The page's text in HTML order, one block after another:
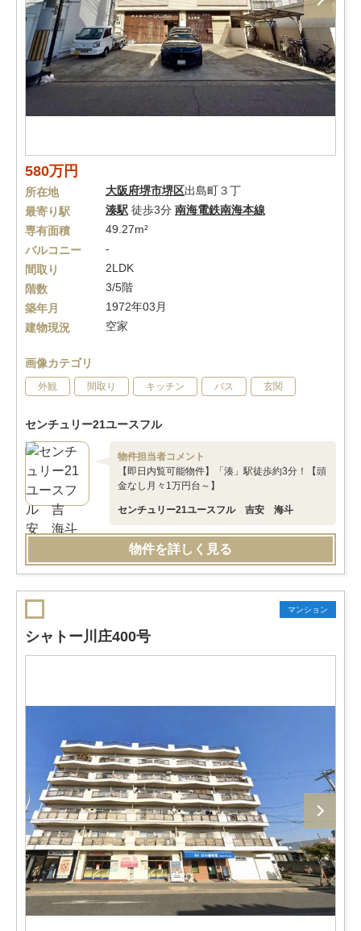
580万円
所在地 大阪府堺市堺区出島町３丁
最寄り駅
湊駅 徒歩3分 南海電鉄南海本線
専有面積
49.27m²
バルコニー
-
間取り
2LDK
階数
3/5階
築年月
1972年03月
建物現況
空家
画像カテゴリ
外観 間取り キッチン バス 玄関
センチュリー21ユースフル
物件担当者コメント
【即日内覧可能物件】「湊」駅徒歩約3分！【頭
金なし月々1万円台～】
センチュリー21ユースフル 吉安 海斗
物件を詳しく見る
マンション
シャトー川庄400号